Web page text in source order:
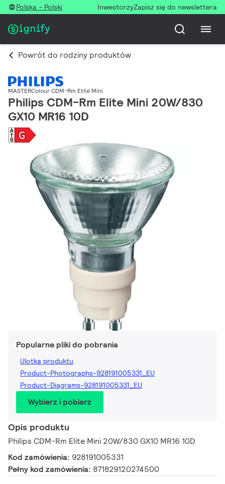
Polska - Polski InwestorzyZapisz się do newslettera
Powrót do rodziny produktów
MASTERColour CDM-Rm Elite Mini
Philips CDM-Rm Elite Mini 20W/830
GX10 MR16 10D
Popularne pliki do pobrania
Ulotka produktu
Product-Photographs-928191005331_EU
Product-Diagrams-928191005331_EU
Wybierz i pobierz
Opis produktu
Philips CDM-Rm Elite Mini 20W/830 GX10 MR16 10D
Kod zamówienia: 928191005331
Pełny kod zamówienia: 871829120274500